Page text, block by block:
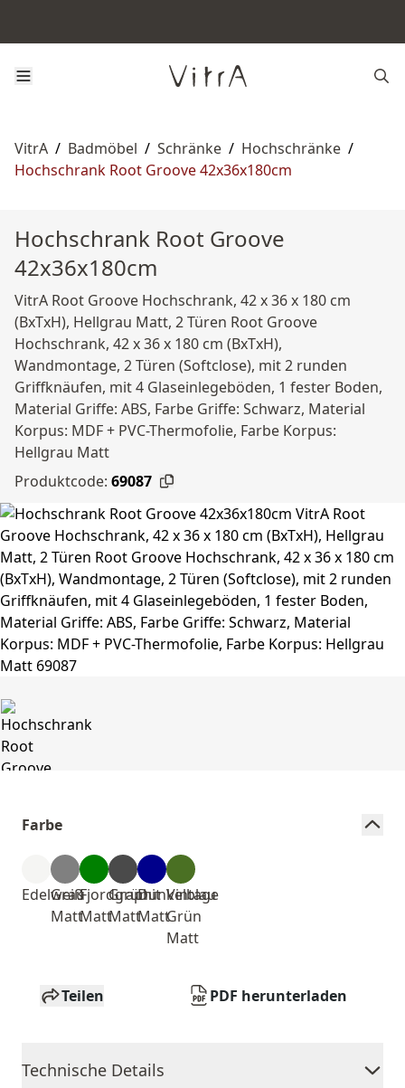
VitrA / Badmöbel / Schränke / Hochschränke /
Hochschrank Root Groove 42x36x180cm
Hochschrank Root Groove
42x36x180cm
VitrA Root Groove Hochschrank, 42 x 36 x 180 cm
(BxTxH), Hellgrau Matt, 2 Türen Root Groove
Hochschrank, 42 x 36 x 180 cm (BxTxH),
Wandmontage, 2 Türen (Softclose), mit 2 runden
Griffknäufen, mit 4 Glaseinlegeböden, 1 fester Boden,
Material Griffe: ABS, Farbe Griffe: Schwarz, Material
Korpus: MDF + PVC-Thermofolie, Farbe Korpus:
Hellgrau Matt
Produktcode: 69087
Farbe
Edelweiß
Grau
Matt
Fjordgrün
Matt
Graphit
Matt
Dunkelblau
Matt
Vintage
Grün
Matt
Teilen PDF herunterladen
Technische Details